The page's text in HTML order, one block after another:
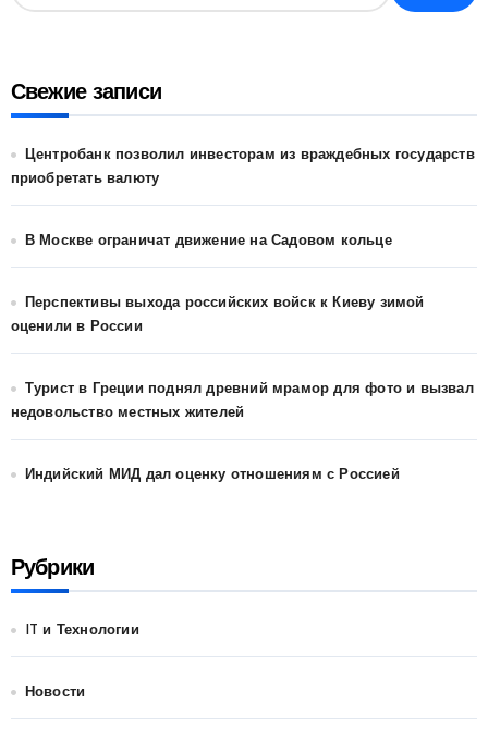
Свежие записи
Центробанк позволил инвесторам из враждебных государств
приобретать валюту
В Москве ограничат движение на Садовом кольце
Перспективы выхода российских войск к Киеву зимой
оценили в России
Турист в Греции поднял древний мрамор для фото и вызвал
недовольство местных жителей
Индийский МИД дал оценку отношениям с Россией
Рубрики
IT и Технологии
Новости